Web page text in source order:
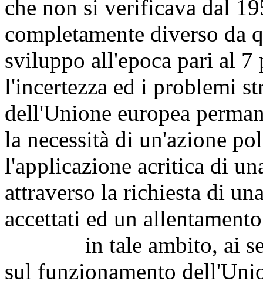
che non si verificava dal
completamente diverso da
sviluppo all'epoca pari al 7
l'incertezza ed i problemi
dell'Unione europea
la necessità di un'azione
l'applicazione acritica di
attraverso la richiesta di
accettati ed un
in tale ambito, ai
sul funzionamento